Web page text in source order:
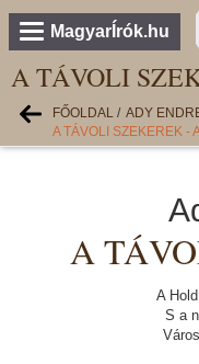
MagyarÍrók.hu
A TÁVOLI
FŐOLDAL / ADY
A TÁVOLI SZEKEREK -
A
A
S a